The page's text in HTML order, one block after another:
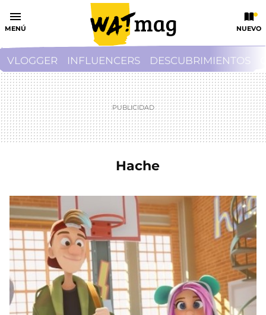
MENÚ NUEVO
VLOGGER INFLUENCERS DESCUBRIMIENTOS
Hache